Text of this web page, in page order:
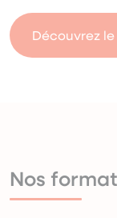
Découvrez
Nos